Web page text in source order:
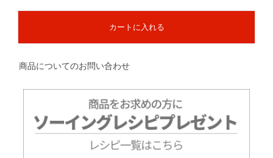
カートに入れる
商品についてのお問い合わせ